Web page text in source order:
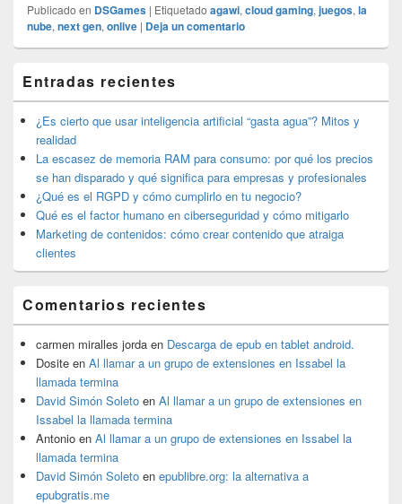
Publicado en DSGames | Etiquetado agawi, cloud gaming, juegos, la
nube, next gen, onlive | Deja un comentario
área
de
widget
barra
lateral
primaria
Entradas recientes
¿Es cierto que usar inteligencia artificial “gasta agua”? Mitos y
realidad
La escasez de memoria RAM para consumo: por qué los precios
se han disparado y qué significa para empresas y profesionales
¿Qué es el RGPD y cómo cumplirlo en tu negocio?
Qué es el factor humano en ciberseguridad y cómo mitigarlo
Marketing de contenidos: cómo crear contenido que atraiga
clientes
Comentarios recientes
carmen miralles jorda en Descarga de epub en tablet android.
Dosite en Al llamar a un grupo de extensiones en Issabel la
llamada termina
David Simón Soleto en Al llamar a un grupo de extensiones en
Issabel la llamada termina
Antonio en Al llamar a un grupo de extensiones en Issabel la
llamada termina
David Simón Soleto en epublibre.org: la alternativa a
epubgratis.me